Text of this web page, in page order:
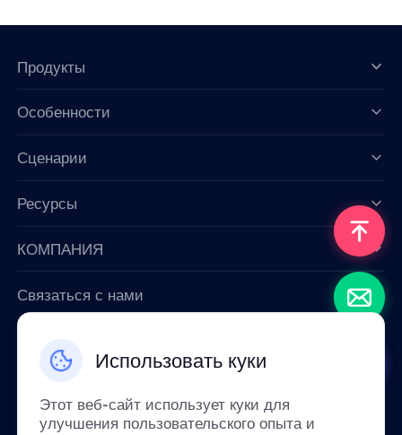
Использовать куки
Этот веб-сайт использует куки для
улучшения пользовательского опыта и
Продукты
Особенности
Сценарии
Ресурсы
КОМПАНИЯ
Связаться с нами